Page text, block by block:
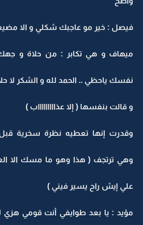
فيصل : خير مو عاجبك شكلي و الا
ميهاف و هي تكابر : من حلاة و
نفسك ياحظي .. الحمد لله و الشكر لا
و قالت بنفسها ( إلا عذاااااااااب )
وقدرت إنها تعطيه نظرة سخرية
وهي ترتجف ( هذا وهو ما مسك الا
علي إيش راح يسير فيني )
مؤيد : يا بعد طوايفي أنت قومي هزي